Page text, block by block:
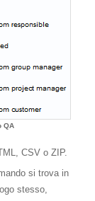
QA
CSV o ZIP.
si trova in
stesso,